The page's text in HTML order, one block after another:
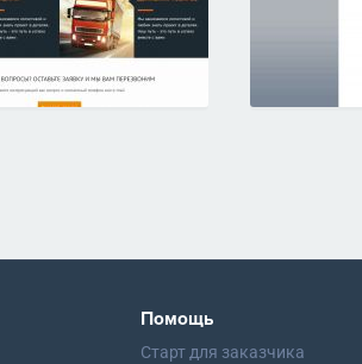
Помощь
Старт для заказчика